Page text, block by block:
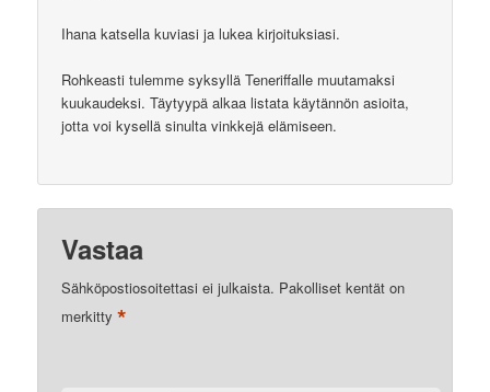
Ihana katsella kuviasi ja lukea kirjoituksiasi.
Rohkeasti tulemme syksyllä Teneriffalle muutamaksi
kuukaudeksi. Täytyypä alkaa listata käytännön asioita,
jotta voi kysellä sinulta vinkkejä elämiseen.
Vastaa
Sähköpostiosoitettasi ei julkaista. Pakolliset kentät on
merkitty*